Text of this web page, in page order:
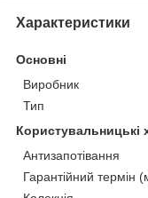
Характеристики
Основні
Виробник
Тип
Користувальницькі
Антизапотівання
Гарантійний термін